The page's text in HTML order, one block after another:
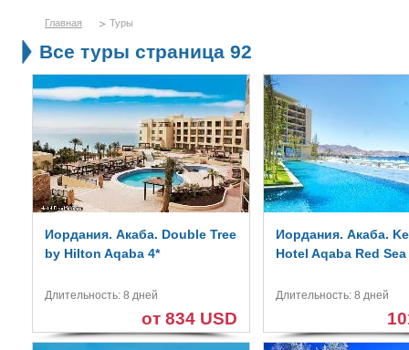
Главная Туры
Все туры страница 92
Иордания. Акаба. Double Tree
by Hilton Aqaba 4*
Длительность: 8 дней
от 834 USD
Иордания. Акаба.
Hotel Aqaba Red Sea
Длительность: 8 дней